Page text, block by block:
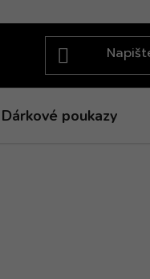
Dárkové poukazy